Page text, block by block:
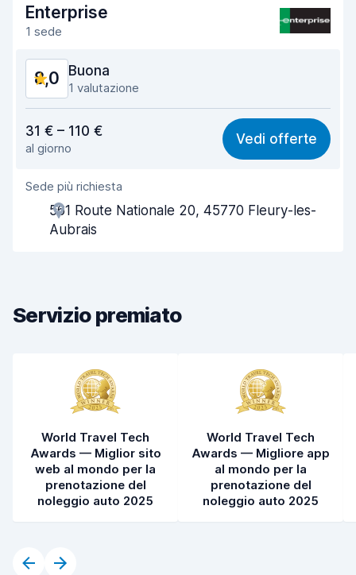
Rapidità della riconsegna 8,2
Condizioni dell'auto
Enterprise
1 sede
8,0 Buona
1 valutazione
7,7
Facile da trovare 8,2
Gentilezza degli agenti
Rapidità del ritiro
Condizioni dell'auto
31 € – 110 €
al giorno
Vedi offerte
Sede più richiesta
561 Route Nationale 20, 45770 Fleury-les-
Aubrais
Servizio premiato
World Travel Tech
Awards — Miglior sito
web al mondo per la
prenotazione del
noleggio auto 2025
World Travel Tech
Awards — Migliore app
al mondo per la
prenotazione del
noleggio auto 2025